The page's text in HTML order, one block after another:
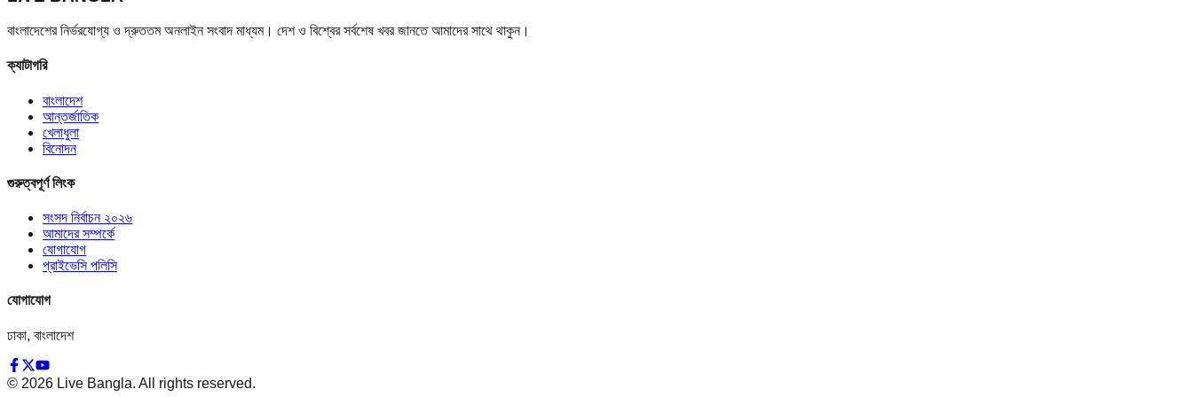
বাংলাদেশের নির্ভরযোগ্য ও দ্রুততম অনলাইন সংবাদ মাধ্যম। দেশ ও বিশ্বের সর্বশেষ খবর জানতে আমাদের সাথে থাকুন।
ক্যাটাগরি
বাংলাদেশ
আন্তর্জাতিক
খেলাধুলা
বিনোদন
গুরুত্বপূর্ণ লিংক
সংসদ নির্বাচন ২০২৬
আমাদের সম্পর্কে
যোগাযোগ
প্রাইভেসি পলিসি
যোগাযোগ
ঢাকা, বাংলাদেশ
© 2026 Live Bangla. All rights reserved.